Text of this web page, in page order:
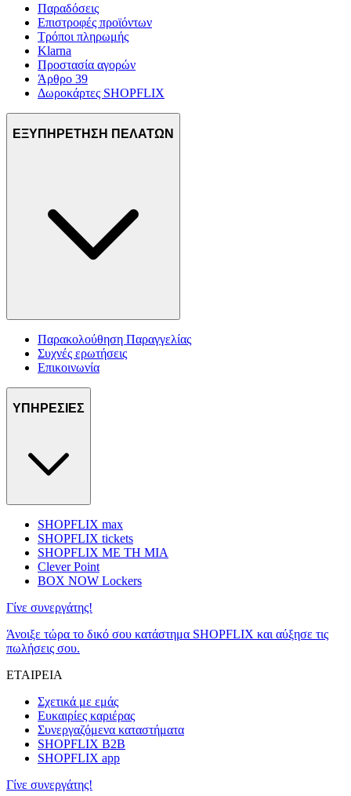
Παραδόσεις
Επιστροφές προϊόντων
Τρόποι πληρωμής
Klarna
Προστασία αγορών
Άρθρο 39
Δωροκάρτες SHOPFLIX
ΕΞΥΠΗΡΕΤΗΣΗ ΠΕΛΑΤΩΝ
Παρακολούθηση Παραγγελίας
Συχνές ερωτήσεις
Επικοινωνία
ΥΠΗΡΕΣΙΕΣ
SHOPFLIX max
SHOPFLIX tickets
SHOPFLIX ΜΕ ΤΗ ΜΙΑ
Clever Point
BOX NOW Lockers
Γίνε συνεργάτης!
Άνοιξε τώρα το δικό σου κατάστημα SHOPFLIX και αύξησε τις
πωλήσεις σου.
ΕΤΑΙΡΕΙΑ
Σχετικά με εμάς
Ευκαιρίες καριέρας
Συνεργαζόμενα καταστήματα
SHOPFLIX B2B
SHOPFLIX app
Γίνε συνεργάτης!